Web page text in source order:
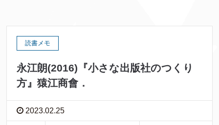
読書メモ
永江朗(2016)『小さな出版社のつくり
方』猿江商會．
2023.02.25